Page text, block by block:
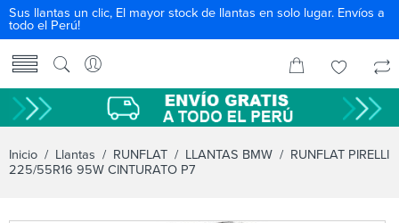
Sus llantas un clic, El mayor stock de llantas en solo lugar. Envíos a
todo el Perú!
Inicio / Llantas / RUNFLAT / LLANTAS BMW / RUNFLAT PIRELLI
225/55R16 95W CINTURATO P7